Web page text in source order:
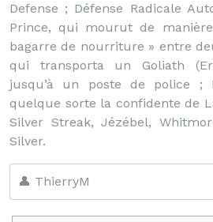
Defense ; Défense Radicale
Prince, qui mourut de
bagarre de nourriture » entre
qui transporta un Goliath
jusqu’à un poste de police ;
quelque sorte la confidente de
Silver Streak, Jézébel,
Silver.
👤 ThierryM